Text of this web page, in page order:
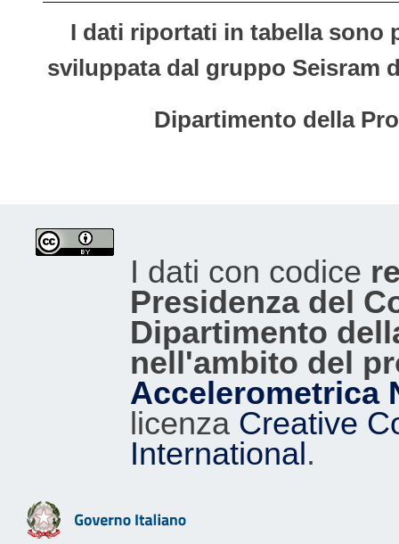
I dati riportati in tabella sono
sviluppata dal gruppo Seisram
Dipartimento della
I dati con codice
Presidenza del
Dipartimento
nell'ambito del
Accelerometrica
licenza Creative
International.